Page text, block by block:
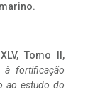
Tomo II,
à fortificação
ao estudo do